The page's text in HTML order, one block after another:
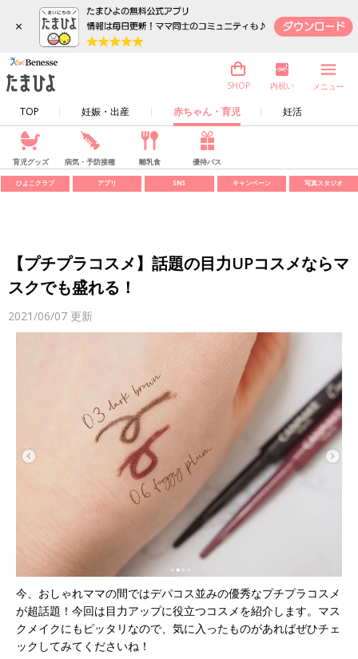
×
TOP 妊娠・出産 赤ちゃん・育児 妊活
SHOP 内祝い メニュー
育児グッズ 病気・予防接種 離乳食 優待パス
ひよこクラブ アプリ SNS キャンペーン 写真スタジオ
【プチプラコスメ】話題の目力UPコスメならマ
スクでも盛れる！
2021/06/07 更新
今、おしゃれママの間ではデパコス並みの優秀なプチプラコスメ
が超話題！今回は目力アップに役立つコスメを紹介します。マス
クメイクにもピッタリなので、気に入ったものがあればぜひチェ
ックしてみてくださいね！